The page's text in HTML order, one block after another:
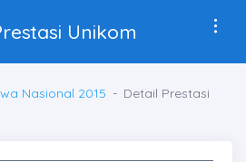
Unikom
Nasional 2015 Detail Prestasi